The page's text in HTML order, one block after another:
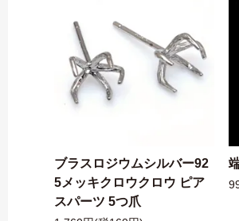
ブラスロジウムシルバー92
5メッキクロウクロウ ピア
スパーツ 5つ爪